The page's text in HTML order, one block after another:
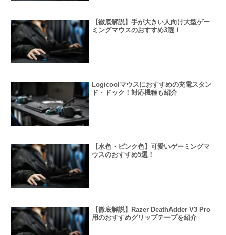
【徹底解説】手が大きい人向け大型ゲー
ミングマウスのおすすめ3選！
Logicoolマウスにおすすめの充電スタン
ド・ドック！対応機種も紹介
【水色・ピンク色】可愛いゲーミングマ
ウスのおすすめ5選！
【徹底解説】Razer DeathAdder V3 Pro
用のおすすめグリップテープを紹介